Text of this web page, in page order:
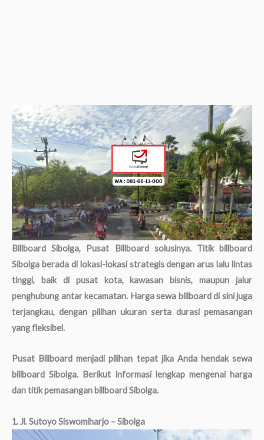
Billboard Sibolga, Pusat Billboard solusinya. Titik billboard
Sibolga berada di lokasi-lokasi strategis dengan arus lalu lintas
tinggi, baik di pusat kota, kawasan bisnis, maupun jalur
penghubung antar kecamatan. Harga sewa billboard di sini juga
terjangkau, dengan pilihan ukuran serta durasi pemasangan
yang fleksibel.
Pusat Billboard menjadi pilihan tepat jika Anda hendak sewa
billboard Sibolga. Berikut informasi lengkap mengenai harga
dan titik pemasangan billboard Sibolga.
1. Jl. Sutoyo Siswomiharjo – Sibolga